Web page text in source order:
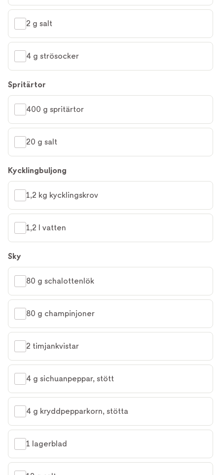
2 g salt
4 g strösocker
Spritärtor
400 g spritärtor
20 g salt
Kycklingbuljong
1,2 kg kycklingskrov
1,2 l vatten
Sky
80 g schalottenlök
80 g champinjoner
2 timjankvistar
4 g sichuanpeppar, stött
4 g kryddpepparkorn, stötta
1 lagerblad